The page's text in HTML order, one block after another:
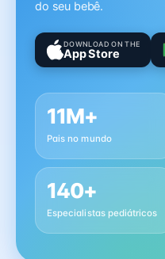
do seu bebê.
DOWNLOAD ON THE
App Store
11M+
Pais no mundo
140+
Especialistas pediátricos